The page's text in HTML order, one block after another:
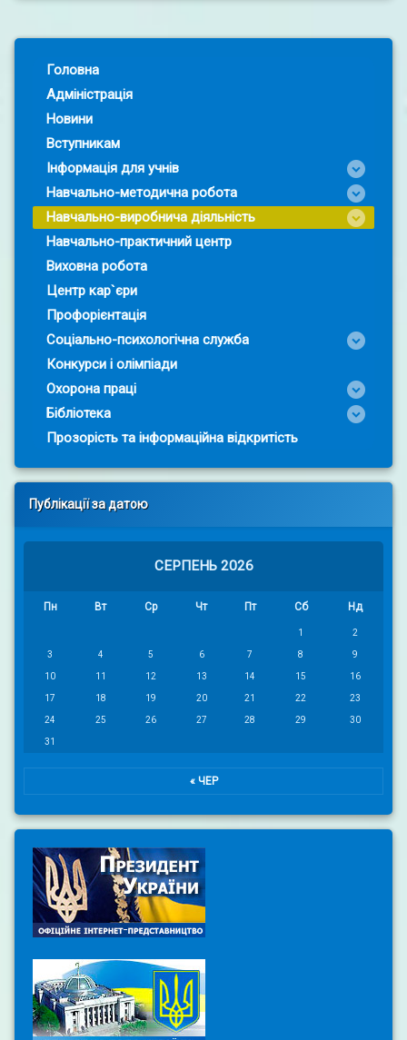
Головна
Адміністрація
Новини
Вступникам
Інформація для учнів
Навчально-методична робота
Навчально-виробнича діяльність
Навчально-практичний центр
Виховна робота
Центр кар`єри
Профорієнтація
Соціально-психологічна служба
Конкурси і олімпіади
Охорона праці
Бібліотека
Прозорість та інформаційна відкритість
Публікації за датою
СЕРПЕНЬ 2026
Пн Вт Ср Чт Пт Сб Нд
1 2
3 4 5 6 7 8 9
10 11 12 13 14 15 16
17 18 19 20 21 22 23
24 25 26 27 28 29 30
31
« ЧЕР